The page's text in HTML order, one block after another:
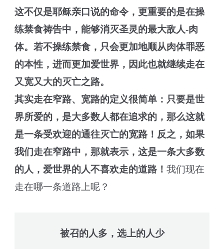
这不仅是耶稣亲口说的命令，更重要的是在操
练禁食祷告中，能够消灭圣灵的最大敌人-肉
体。若不操练禁食，只会更加地顺从肉体罪恶
的本性，进而更加爱世界，因此也就继续走在
又宽又大的灭亡之路。
其实走在窄路、宽路的定义很简单：只要是世
界所爱的，是大多数人都在追求的，那么这就
是一条受欢迎的通往灭亡的宽路！反之，如果
我们走在窄路中，那就表示，这是一条大多数
的人，爱世界的人不喜欢走的道路！我们现在
走在哪一条道路上呢？
被召的人多，选上的人少